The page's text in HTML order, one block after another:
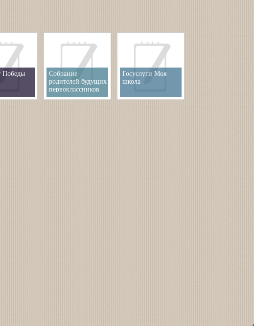
Победы
Собрание
родителей будущих
первоклассников
Госуслуги Моя
школа